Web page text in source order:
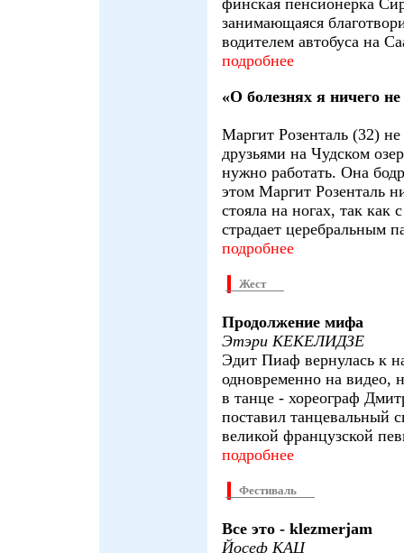
финская пенсионерка
занимающаяся
водителем автобуса на
подробнее
«О болезнях я ничего
Маргит Розенталь (32)
друзьями на Чудском
нужно работать. Она
этом Маргит Розенталь
стояла на ногах, так как
страдает церебральным
подробнее
Жест
Продолжение мифа
Этэри КЕКЕЛИДЗЕ
Эдит Пиаф вернулась к
одновременно на видео,
в танце - хореограф
поставил танцевальный
великой французской
подробнее
Фестиваль
Все это - klezmerjam
Йосеф КАЦ